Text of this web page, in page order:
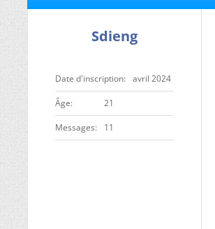
Sdieng
Date d'inscription avril 2024
ge 21
Messages 11